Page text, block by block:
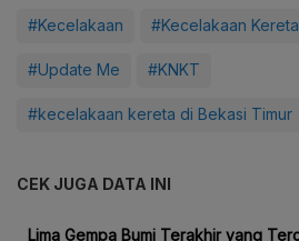
#Kecelakaan #Kecelakaan Kereta
#Update Me #KNKT
#kecelakaan kereta di Bekasi Timur
CEK JUGA DATA INI